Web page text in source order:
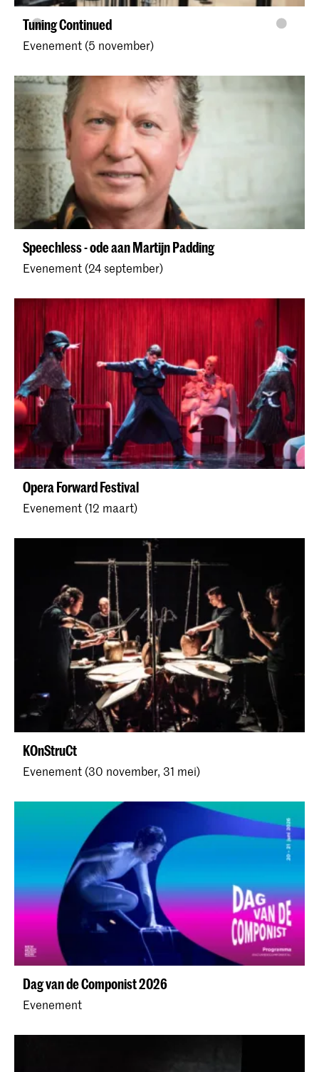
Tuning Continued
Evenement (5 november)
Speechless - ode aan Martijn Padding
Evenement (24 september)
Opera Forward Festival
Evenement (12 maart)
KOnStruCt
Evenement (30 november, 31 mei)
Dag van de Componist 2026
Evenement